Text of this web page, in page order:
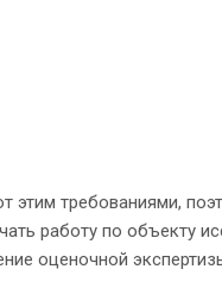
этим требованиями,
работу по объекту
оценочной